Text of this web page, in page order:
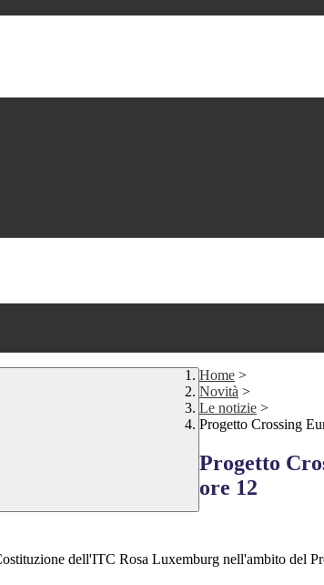
Home >
Novità >
Le notizie >
Progetto Crossing
Progetto
ore 12
dell'ITC Rosa Luxemburg nell'ambito del